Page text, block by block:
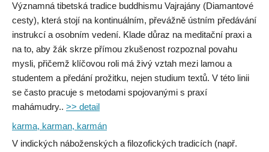
Významná tibetská tradice buddhismu Vajrajány (Diamantové
cesty), která stojí na kontinuálním, převážně ústním předávání
instrukcí a osobním vedení. Klade důraz na meditační praxi a
na to, aby žák skrze přímou zkušenost rozpoznal povahu
mysli, přičemž klíčovou roli má živý vztah mezi lamou a
studentem a předání prožitku, nejen studium textů. V této linii
se často pracuje s metodami spojovanými s praxí
mahámudry.. >> detail
karma, karman, karmán
V indických náboženských a filozofických tradicích (např.